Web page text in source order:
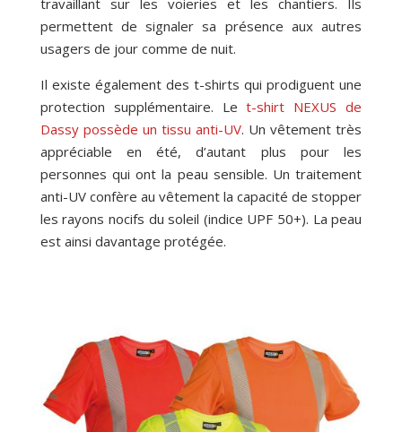
travaillant sur les voieries et les chantiers. Ils
permettent de signaler sa présence aux autres
usagers de jour comme de nuit.
Il existe également des t-shirts qui prodiguent une
protection supplémentaire. Let-shirt NEXUS de
Dassy possède un tissu anti-UV. Un vêtement très
appréciable en été, d’autant plus pour les
personnes qui ont la peau sensible. Un traitement
anti-UV confère au vêtement la capacité de stopper
les rayons nocifs du soleil (indice UPF 50+). La peau
est ainsi davantage protégée.